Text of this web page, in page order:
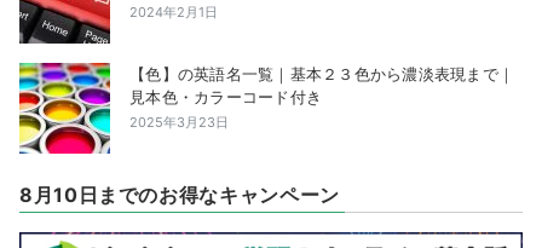
2024年2月1日
【色】の英語名一覧｜基本２３色から濃淡表現まで｜
見本色・カラーコード付き
2025年3月23日
8月10日までのお得なキャンペーン